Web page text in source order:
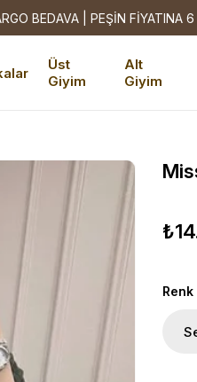
BEDAVA | PEŞİN FİYATINA
Üst
Giyim
Alt
Giyim
Renk